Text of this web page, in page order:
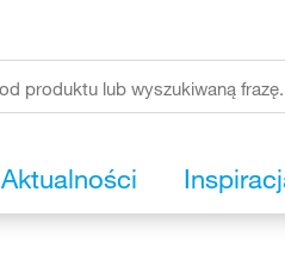
Aktualności